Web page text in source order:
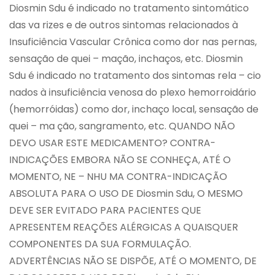
Diosmin Sdu é indicado no tratamento sintomático
das va rizes e de outros sintomas relacionados à
Insuficiência Vascular Crônica como dor nas pernas,
sensação de quei – mação, inchaços, etc. Diosmin
Sdu é indicado no tratamento dos sintomas rela – cio
nados à insuficiência venosa do plexo hemorroidário
(hemorróidas) como dor, inchaço local, sensação de
quei – ma ção, sangramento, etc. QUANDO NÃO
DEVO USAR ESTE MEDICAMENTO? CONTRA-
INDICAÇÕES EMBORA NÃO SE CONHEÇA, ATÉ O
MOMENTO, NE – NHU MA CONTRA-INDICAÇÃO
ABSOLUTA PARA O USO DE Diosmin Sdu, O MESMO
DEVE SER EVITADO PARA PACIENTES QUE
APRESENTEM REAÇÕES ALÉRGICAS A QUAISQUER
COMPONENTES DA SUA FORMULAÇÃO.
ADVERTÊNCIAS NÃO SE DISPÕE, ATÉ O MOMENTO, DE